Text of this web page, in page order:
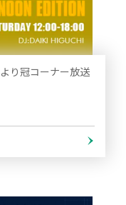
り冠コーナー放送